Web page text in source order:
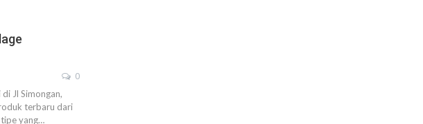
0
Jl Simongan,
terbaru dari
yang…